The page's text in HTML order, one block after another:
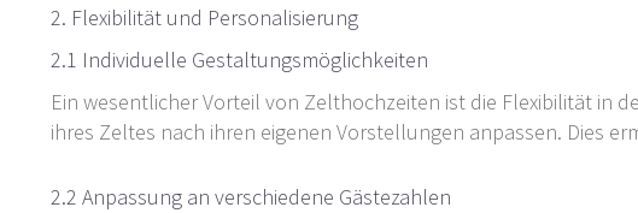
2. Flexibilität und Personalisierung
2.1 Individuelle Gestaltungsmöglichkeiten
Ein wesentlicher Vorteil von Zelthochzeiten ist die Flexibilität in
ihres Zeltes nach ihren eigenen Vorstellungen anpassen. Dies
2.2 Anpassung an verschiedene Gästezahlen